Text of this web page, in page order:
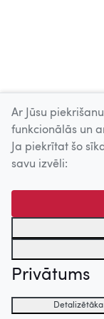
© 2026
centrs. Sadarbības
Ar Jūsu
funkcionālās un
Ja piekrītat šo
savu izvēli:
Privātums